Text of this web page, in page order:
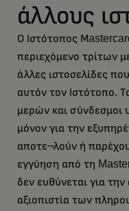
άλλους
Ο Ιστότοπος
περιεχόμενο τρίτων
άλλες ιστοσελίδες
αυτόν τον Ιστότοπο.
μερών και σύνδεσμοι
μόνον για την
αποτε¬λούν ή
εγγύηση από τη
δεν ευθύνεται για
αξιοπιστία των